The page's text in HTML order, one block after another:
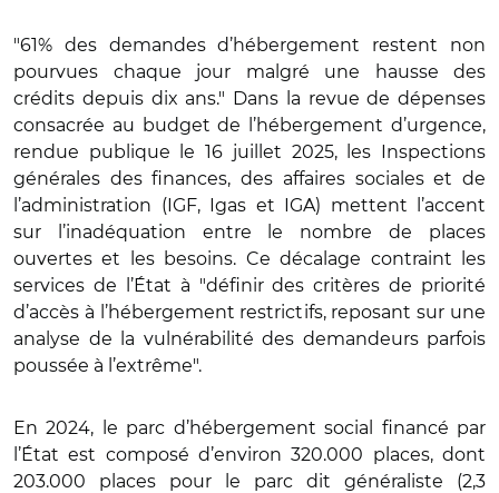
"61% des demandes d’hébergement restent non
pourvues chaque jour malgré une hausse des
crédits depuis dix ans." Dans la revue de dépenses
consacrée au budget de l’hébergement d’urgence,
rendue publique le 16 juillet 2025, les Inspections
générales des finances, des affaires sociales et de
l’administration (IGF, Igas et IGA) mettent l’accent
sur l’inadéquation entre le nombre de places
ouvertes et les besoins. Ce décalage contraint les
services de l’État à "définir des critères de priorité
d’accès à l’hébergement restrictifs, reposant sur une
analyse de la vulnérabilité des demandeurs parfois
poussée à l’extrême".
En 2024, le parc d’hébergement social financé par
l’État est composé d’environ 320.000 places, dont
203.000 places pour le parc dit généraliste (2,3